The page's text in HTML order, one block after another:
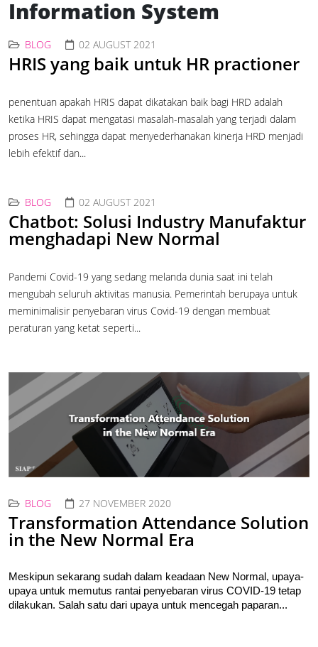
Information System
BLOG 02 AUGUST 2021
HRIS yang baik untuk HR practioner
penentuan apakah HRIS dapat dikatakan baik bagi HRD adalah
ketika HRIS dapat mengatasi masalah-masalah yang terjadi dalam
proses HR, sehingga dapat menyederhanakan kinerja HRD menjadi
lebih efektif dan...
BLOG 02 AUGUST 2021
Chatbot: Solusi Industry Manufaktur
menghadapi New Normal
Pandemi Covid-19 yang sedang melanda dunia saat ini telah
mengubah seluruh aktivitas manusia. Pemerintah berupaya untuk
meminimalisir penyebaran virus Covid-19 dengan membuat
peraturan yang ketat seperti...
BLOG 27 NOVEMBER 2020
Transformation Attendance Solution
in the New Normal Era
Meskipun sekarang sudah dalam keadaan New Normal, upaya-
upaya untuk memutus rantai penyebaran virus COVID-19 tetap
dilakukan. Salah satu dari upaya untuk mencegah paparan...